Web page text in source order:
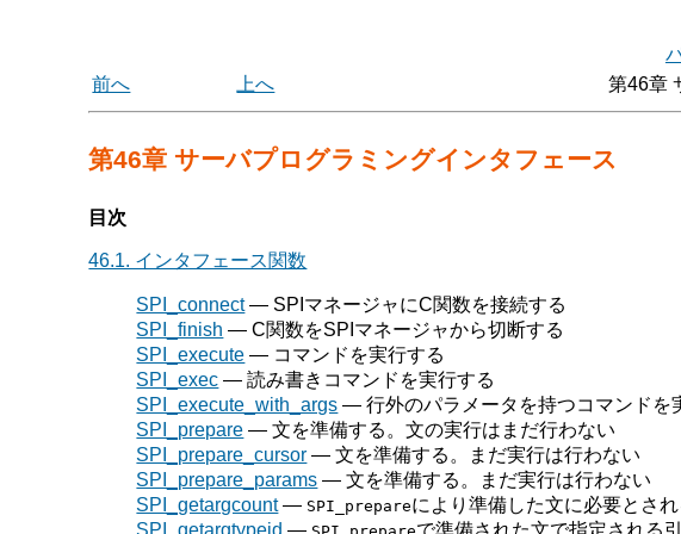
前へ
上へ 第46章
第46章 サーバプログラミングインタフェース
目次
46.1. インタフェース関数
SPI_connect— SPIマネージャにC関数を接続する
SPI_finish — C関数をSPIマネージャから切断する
SPI_execute — コマンドを実行する
SPI_exec — 読み書きコマンドを実行する
SPI_execute_with_args — 行外のパラメータを持つコマンドを
SPI_prepare — 文を準備する。文の実行はまだ行わない
SPI_prepare_cursor — 文を準備する。まだ実行は行わない
SPI_prepare_params — 文を準備する。まだ実行は行わない
SPI_getargcount— SPI_prepareにより準備した文に必要とさ
SPI_getargtypeid — で準備された文で指定される